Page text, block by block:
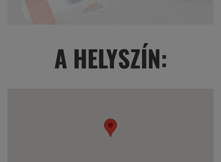
A HELYSZÍN: